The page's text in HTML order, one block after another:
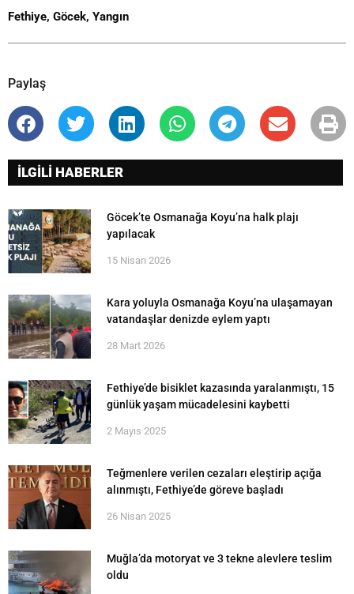
Fethiye, Göcek, Yangın
Paylaş
İLGİLİ HABERLER
Göcek’te Osmanağa Koyu’na halk plajı
yapılacak
15 Nisan 2026
Kara yoluyla Osmanağa Koyu’na ulaşamayan
vatandaşlar denizde eylem yaptı
28 Mart 2026
Fethiye’de bisiklet kazasında yaralanmıştı, 15
günlük yaşam mücadelesini kaybetti
2 Mayıs 2025
Teğmenlere verilen cezaları eleştirip açığa
alınmıştı, Fethiye’de göreve başladı
26 Nisan 2025
Muğla’da motoryat ve 3 tekne alevlere teslim
oldu